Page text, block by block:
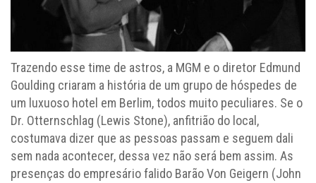
Trazendo esse time de astros, a MGM e o diretor Edmund
Goulding criaram a história de um grupo de hóspedes de
um luxuoso hotel em Berlim, todos muito peculiares. Se o
Dr. Otternschlag (Lewis Stone), anfitrião do local,
costumava dizer que as pessoas passam e seguem dali
sem nada acontecer, dessa vez não será bem assim. As
presenças do empresário falido Barão Von Geigern (John